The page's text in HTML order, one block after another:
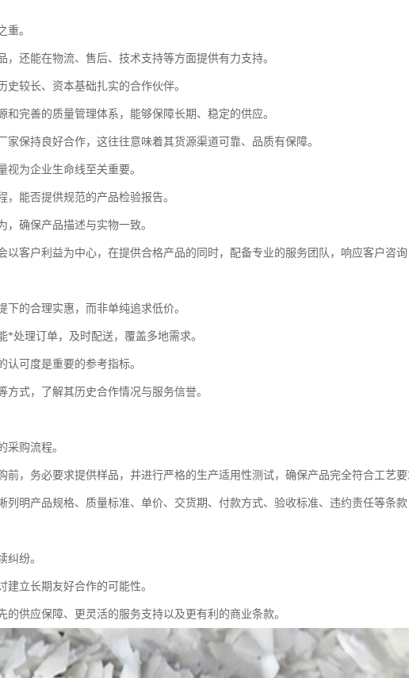
重。
还能在物流、售后、技术支持等方面提供有力支持。
较长、资本基础扎实的合作伙伴。
完善的质量管理体系，能够保障长期、稳定的供应。
家保持良好合作，这往往意味着其货源渠道可靠、品质有保障。
视为企业生命线至关重要。
，能否提供规范的产品检验报告。
确保产品描述与实物一致。
以客户利益为中心，在提供合格产品的同时，配备专业的服务团队，响应客户咨
的合理实惠，而非单纯追求低价。
*处理订单，及时配送，覆盖多地需求。
认可度是重要的参考指标。
方式，了解其历史合作情况与服务信誉。
采购流程。
前，务必要求提供样品，并进行严格的生产适用性测试，确保产品完全符合工艺要
列明产品规格、质量标准、单价、交货期、付款方式、验收标准、违约责任等条
纠纷。
立长期友好合作的可能性。
的供应保障、更灵活的服务支持以及更有利的商业条款。